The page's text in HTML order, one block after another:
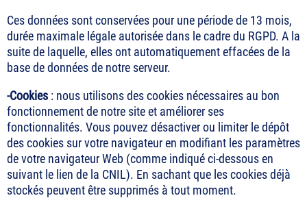
Ces données sont conservées pour une période de 13 mois,
durée maximale légale autorisée dans le cadre du RGPD. A la
suite de laquelle, elles ont automatiquement effacées de la
base de données de notre serveur.
-Cookies : nous utilisons des cookies nécessaires au bon
fonctionnement de notre site et améliorer ses
fonctionnalités. Vous pouvez désactiver ou limiter le dépôt
des cookies sur votre navigateur en modifiant les paramètres
de votre navigateur Web (comme indiqué ci-dessous en
suivant le lien de la CNIL). En sachant que les cookies déjà
stockés peuvent être supprimés à tout moment.